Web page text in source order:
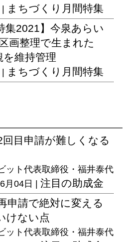
まちづくり月間特集
集2021】今泉あらい
画整理で生まれた
を維持管理
まちづくり月間特集
目申請が難しくなる
ット代表取締役・福井泰代
月04日 | 注目の助成金
申請で絶対に変える
けない点
ット代表取締役・福井泰代